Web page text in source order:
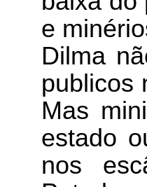
e
Dilma
publicos
Mas
estado
nos